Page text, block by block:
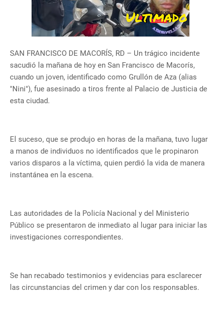
SAN FRANCISCO DE MACORÍS, RD – Un trágico incidente
sacudió la mañana de hoy en San Francisco de Macorís,
cuando un joven, identificado como Grullón de Aza (alias
"Nini"), fue asesinado a tiros frente al Palacio de Justicia de
esta ciudad.
El suceso, que se produjo en horas de la mañana, tuvo lugar
a manos de individuos no identificados que le propinaron
varios disparos a la víctima, quien perdió la vida de manera
instantánea en la escena.
Las autoridades de la Policía Nacional y del Ministerio
Público se presentaron de inmediato al lugar para iniciar las
investigaciones correspondientes.
Se han recabado testimonios y evidencias para esclarecer
las circunstancias del crimen y dar con los responsables.